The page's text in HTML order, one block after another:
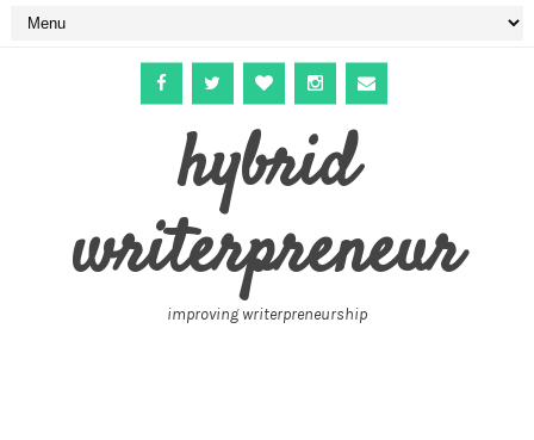
hybrid
writerpreneur
improving writerpreneurship